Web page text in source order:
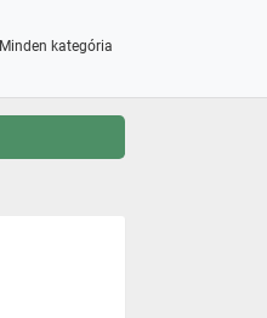
Minden kategória